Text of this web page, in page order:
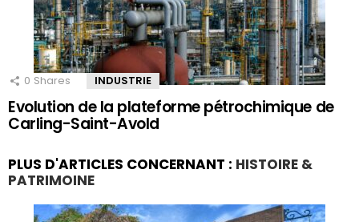
0 Shares INDUSTRIE
Evolution de la plateforme pétrochimique de
Carling-Saint-Avold
PLUS D'ARTICLES CONCERNANT : HISTOIRE &
PATRIMOINE